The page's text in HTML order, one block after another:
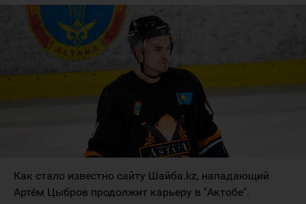
Как стало известно сайту Шайба.kz, нападающий
Артём Цыбров продолжит карьеру в "Актобе".